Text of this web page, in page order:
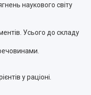
наукового світу
Усього до складу
у раціоні.